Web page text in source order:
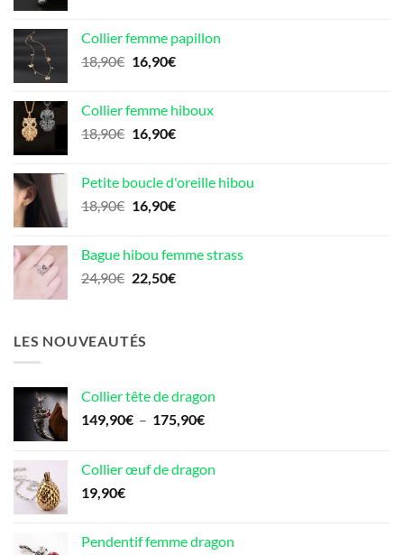
85,90€
Collier femme papillon
18,90€ Le
était :
18,90€.
16,90€Le
est :
16,90€.
Collier femme hiboux
18,90€ Le
était :
18,90€.
16,90€Le
est :
16,90€.
Petite boucle d'oreille hibou
18,90€ Le
était :
18,90€.
16,90€Le
est :
16,90€.
Bague hibou femme strass
24,90€ Le
était :
24,90€.
22,50€Le
LES NOUVEAUTÉS
Collier tête de dragon
149,90€ – 175,90€Plage
149,90€
Collier œuf de dragon
19,90€
Pendentif femme dragon